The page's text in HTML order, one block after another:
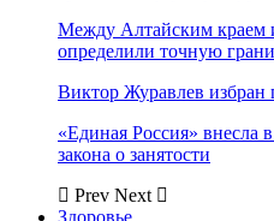
Между Алтайским краем
определили точную
Виктор Журавлев избран
«Единая Россия» внесла
закона о занятости
Prev Next
Здоровье